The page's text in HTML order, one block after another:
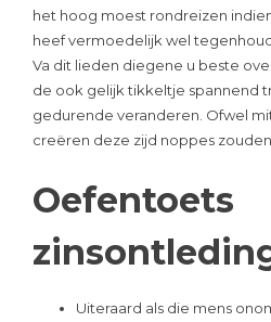
het hoog moest rondreizen
heef vermoedelijk wel
Va dit lieden diegene u beste
de ook gelijk tikkeltje spannend
gedurende veranderen. Ofwel
creëren deze zijd noppes
Oefentoets
Uiteraard als die mens